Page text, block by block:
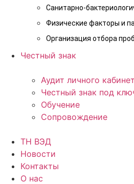
Санитарно-
Физические факторы и
Организация отбора
Честный знак
Аудит личного
Честный знак под
Обучение
Сопровождение
ТН ВЭД
Новости
Контакты
О нас